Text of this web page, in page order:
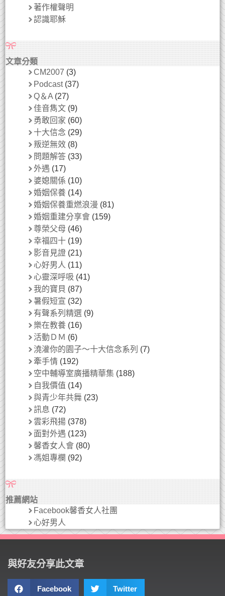
著作權聲明
認識耶穌
文章分類
CM2007 (3)
Podcast(37)
Q＆A (27)
佳音雋文 (9)
勇敢回家 (60)
十大信念 (29)
叛逆無效 (8)
問題解答 (33)
外遇 (17)
婆媳關係 (10)
婚姻保養 (14)
婚姻保養重燃浪漫 (81)
婚姻重建分享會 (159)
尊榮父母 (46)
幸福四十 (19)
影音見證 (21)
心好男人 (11)
心靈深呼吸 (41)
我的寶貝 (87)
暑假短宣 (32)
有聲系列精選 (9)
樂在教養 (16)
活動ＤＭ (6)
澆灌你的園子～十大信念系列 (7)
牽手情 (192)
空中輔導室廣播精華集 (188)
自我價值 (14)
與青少年共舞 (23)
訊息 (72)
雲彩飛揚 (378)
面對外遇 (123)
馨香女人會 (80)
馮姐專欄 (92)
推薦網站
Facebook馨香女人社團
心好男人
與好友分享此文章
Facebook Twitter